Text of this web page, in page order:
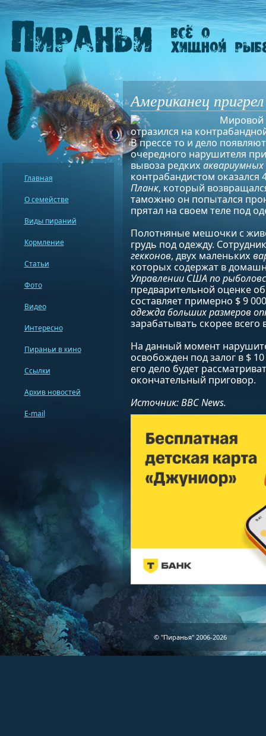
Американец
Мировой
отразился на
В прессе то и дело
очередного нарушителя
вывоза редких
контрабандистом оказался
Планк, который
таможню он попытался
прятал на своем теле под
Полотняные мешочки с
грудь под одежду.
гекконов, двух маленьких
которых содержат в
Управлении США по
предварительной оценке
составляет примерно $ 9
одежда больших размеров
зарабатывать скорее всего
На данный момент
освобожден под залог в $
его дело будет
окончательный приговор.
Источник: ВВС News.
Главная
О семействе
Виды пираний
Кормление
Статьи
Фото
Видео
Интересно
Пираньи в кино
Ссылки
Архив новостей
E-mail
© "Пиранья" 2006-2026